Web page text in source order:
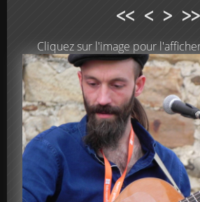
<< < > >>
Cliquez sur l'image pour